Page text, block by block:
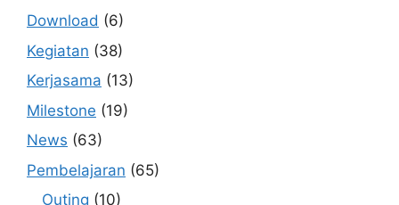
Download (6)
Kegiatan (38)
Kerjasama (13)
Milestone (19)
News (63)
Pembelajaran (65)
Outing (10)